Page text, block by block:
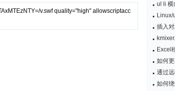
v.swf quality="high" allowscriptacc
ul li 横
Linux/
插入
Excel
如何
通过
如何